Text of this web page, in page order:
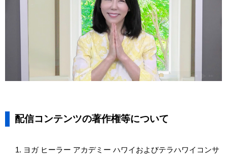
配信コンテンツの著作権等について
ヨガ ヒーラー アカデミー ハワイおよびテラハワイコンサ